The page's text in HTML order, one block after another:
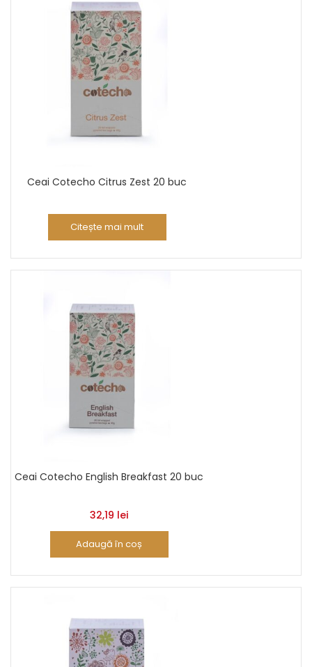
Ceai Cotecho Citrus Zest 20 buc
Citește mai mult
Ceai Cotecho English Breakfast 20 buc
32,19 lei
Adaugă în coș